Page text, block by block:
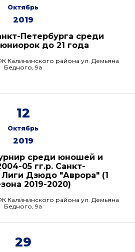
Октябрь
2019
Петербурга среди
до 21 года
Калининского района ул. Демьяна
Бедного, 9а
12
Октябрь
2019
среди юношей и
05 гг.р. Санкт-
Лиги Дзюдо "Аврора" (1
2019-2020)
Калининского района ул. Демьяна
Бедного, 9а
29